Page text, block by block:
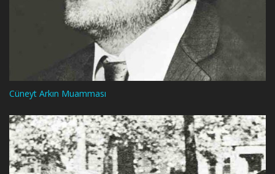
Cüneyt Arkın Muamması